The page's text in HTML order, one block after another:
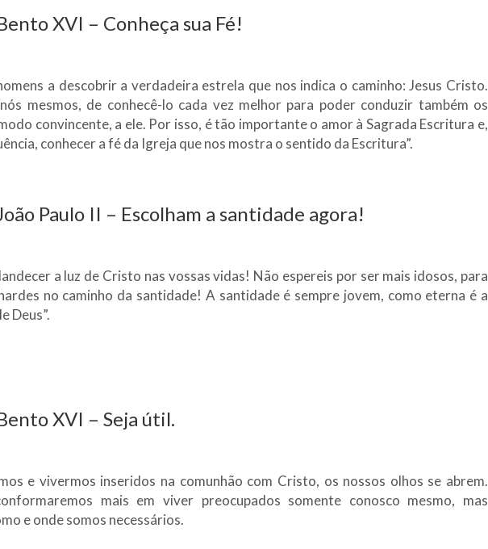
XVI – Conheça sua Fé!
a descobrir a verdadeira estrela que nos indica o caminho: Jesus Cristo.
mesmos, de conhecê-lo cada vez melhor para poder conduzir também os
convincente, a ele. Por isso, é tão importante o amor à Sagrada Escritura e,
conhecer a fé da Igreja que nos mostra o sentido da Escritura”.
Paulo II – Escolham a santidade agora!
a luz de Cristo nas vossas vidas! Não espereis por ser mais idosos, para
no caminho da santidade! A santidade é sempre jovem, como eterna é a
Deus”.
XVI – Seja útil.
e vivermos inseridos na comunhão com Cristo, os nossos olhos se abrem.
mais em viver preocupados somente conosco mesmo, mas
e onde somos necessários.